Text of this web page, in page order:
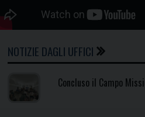
NOTIZIE DAGLI UFFICI
Concluso il Campo